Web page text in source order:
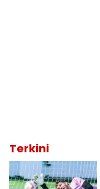
Terkini